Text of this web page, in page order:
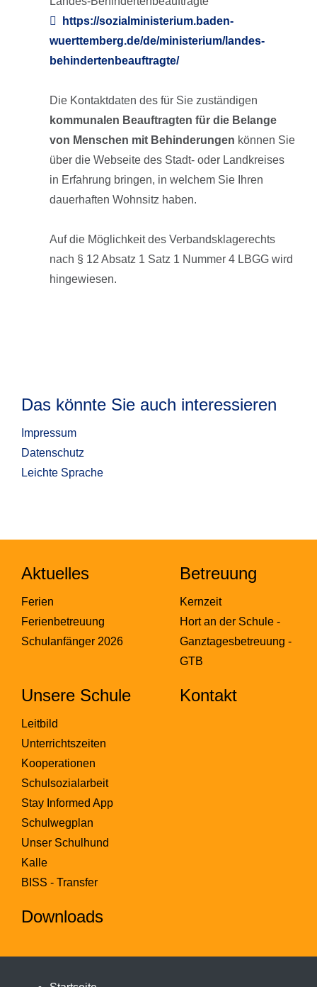
https://sozialministerium.baden-
wuerttemberg.de/de/ministerium/landes-
behindertenbeauftragte/
Die Kontaktdaten des für Sie zuständigen
kommunalen Beauftragten für die Belange
von Menschen mit Behinderungen können Sie
über die Webseite des Stadt- oder Landkreises
in Erfahrung bringen, in welchem Sie Ihren
dauerhaften Wohnsitz haben.
Auf die Möglichkeit des Verbandsklagerechts
nach § 12 Absatz 1 Satz 1 Nummer 4 LBGG wird
hingewiesen.
Das könnte Sie auch interessieren
Impressum
Datenschutz
Leichte Sprache
Aktuelles
Ferien
Ferienbetreuung
Schulanfänger 2026
Betreuung
Kernzeit
Hort an der Schule -
Ganztagesbetreuung -
GTB
Unsere Schule
Leitbild
Unterrichtszeiten
Kooperationen
Schulsozialarbeit
Stay Informed App
Schulwegplan
Unser Schulhund
Kalle
BISS - Transfer
Kontakt
Downloads